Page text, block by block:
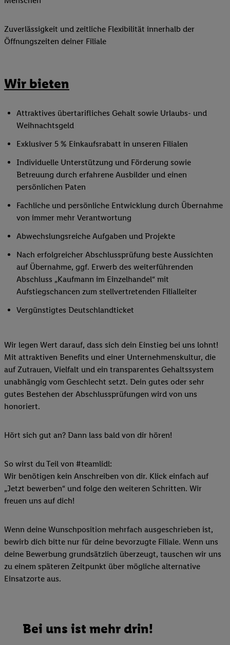
Zuverlässigkeit und zeitliche Flexibilität innerhalb der
Öffnungszeiten deiner Filiale
Wir bieten
Attraktives übertarifliches Gehalt sowie Urlaubs- und
Weihnachtsgeld
Exklusiver 5 % Einkaufsrabatt in unseren Filialen
Individuelle Unterstützung und Förderung sowie
Betreuung durch erfahrene Ausbilder und einen
persönlichen Paten
Fachliche und persönliche Entwicklung durch Übernahme
von immer mehr Verantwortung
Abwechslungsreiche Aufgaben und Projekte
Nach erfolgreicher Abschlussprüfung beste Aussichten
auf Übernahme, ggf. Erwerb des weiterführenden
Abschluss „Kaufmann im Einzelhandel“ mit
Aufstiegschancen zum stellvertretenden Filialleiter
Vergünstigtes Deutschlandticket
Wir legen Wert darauf, dass sich dein Einstieg bei uns lohnt!
Mit attraktiven Benefits und einer Unternehmenskultur, die
auf Zutrauen, Vielfalt und ein transparentes Gehaltssystem
unabhängig vom Geschlecht setzt. Dein gutes oder sehr
gutes Bestehen der Abschlussprüfungen wird von uns
honoriert.
Hört sich gut an? Dann lass bald von dir hören!
So wirst du Teil von #teamlidl:
Wir benötigen kein Anschreiben von dir. Klick einfach auf
„Jetzt bewerben“ und folge den weiteren Schritten. Wir
freuen uns auf dich!
Wenn deine Wunschposition mehrfach ausgeschrieben ist,
bewirb dich bitte nur für deine bevorzugte Filiale. Wenn uns
deine Bewerbung grundsätzlich überzeugt, tauschen wir uns
zu einem späteren Zeitpunkt über mögliche alternative
Einsatzorte aus.
Bei uns ist mehr drin!